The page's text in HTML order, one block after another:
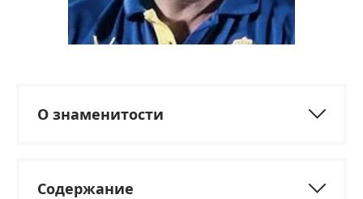
О знаменитости
Содержание